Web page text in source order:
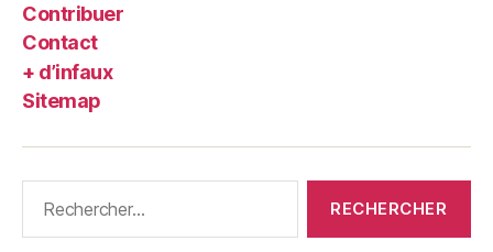
Contribuer
Contact
+ d’infaux
Sitemap